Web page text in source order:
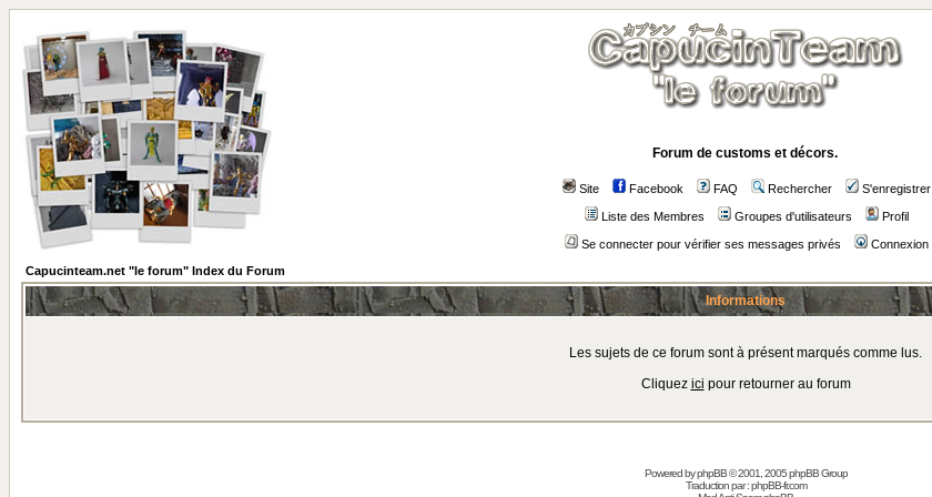
Forum de customs et décors.
Site Facebook FAQ Rechercher S'enregistrer
Liste des Membres Groupes d'utilisateurs Profil
Se connecter pour vérifier ses messages privés
Connexion
Capucinteam.net "le forum" Index du Forum
Informations
Les sujets de ce forum sont à présent marqués comme lus.
Cliquez ici pour retourner au forum
Powered byphpBB© 2001, 2005 phpBB Group
Traduction par :phpBB-fr.com